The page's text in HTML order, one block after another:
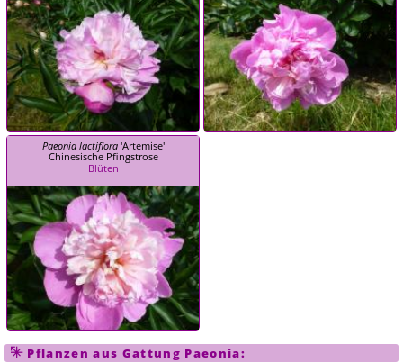
Paeonia lactiflora'Artemise'
Chinesische Pfingstrose
Blüten
Pflanzen aus Gattung Paeonia: